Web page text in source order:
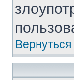
Вернуться